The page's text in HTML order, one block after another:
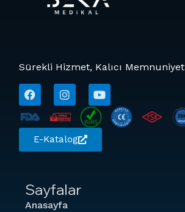
Sürekli Hizmet, Kalıcı Memnuniyet
E-Katalog
Sayfalar
Anasayfa